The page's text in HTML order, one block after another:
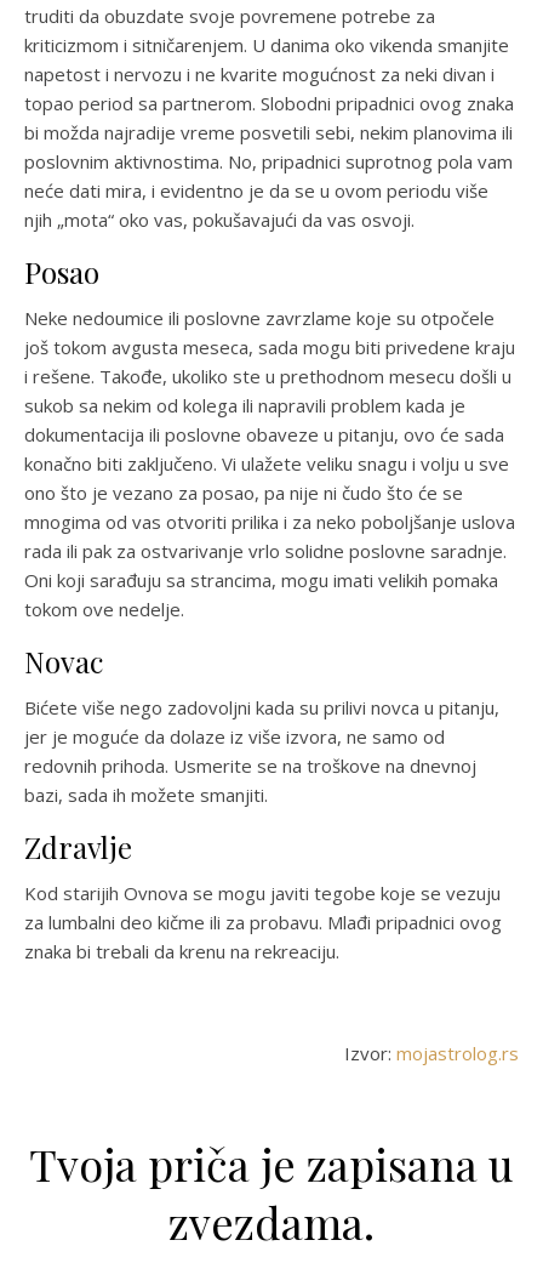
truditi da obuzdate svoje povremene potrebe za
kriticizmom i sitničarenjem. U danima oko vikenda smanjite
napetost i nervozu i ne kvarite mogućnost za neki divan i
topao period sa partnerom. Slobodni pripadnici ovog znaka
bi možda najradije vreme posvetili sebi, nekim planovima ili
poslovnim aktivnostima. No, pripadnici suprotnog pola vam
neće dati mira, i evidentno je da se u ovom periodu više
njih „mota“ oko vas, pokušavajući da vas osvoji.
Posao
Neke nedoumice ili poslovne zavrzlame koje su otpočele
još tokom avgusta meseca, sada mogu biti privedene kraju
i rešene. Takođe, ukoliko ste u prethodnom mesecu došli u
sukob sa nekim od kolega ili napravili problem kada je
dokumentacija ili poslovne obaveze u pitanju, ovo će sada
konačno biti zaključeno. Vi ulažete veliku snagu i volju u sve
ono što je vezano za posao, pa nije ni čudo što će se
mnogima od vas otvoriti prilika i za neko poboljšanje uslova
rada ili pak za ostvarivanje vrlo solidne poslovne saradnje.
Oni koji sarađuju sa strancima, mogu imati velikih pomaka
tokom ove nedelje.
Novac
Bićete više nego zadovoljni kada su prilivi novca u pitanju,
jer je moguće da dolaze iz više izvora, ne samo od
redovnih prihoda. Usmerite se na troškove na dnevnoj
bazi, sada ih možete smanjiti.
Zdravlje
Kod starijih Ovnova se mogu javiti tegobe koje se vezuju
za lumbalni deo kičme ili za probavu. Mlađi pripadnici ovog
znaka bi trebali da krenu na rekreaciju.
Izvor: mojastrolog.rs
Tvoja priča je zapisana u
zvezdama.